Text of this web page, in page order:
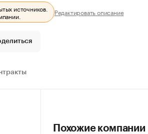
источников. Редактировать описание
Похожие компании